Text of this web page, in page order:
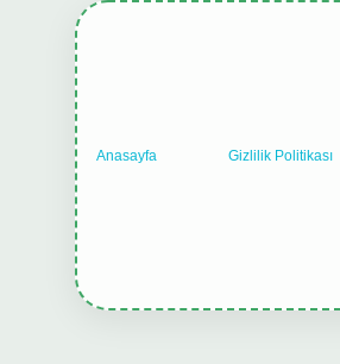
Anasayfa Gizlilik Politikası